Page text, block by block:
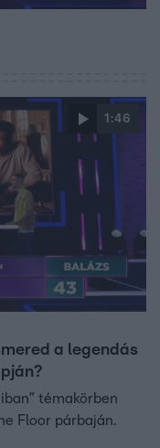
1:46
a legendás
témakörben
Floor párbaján.